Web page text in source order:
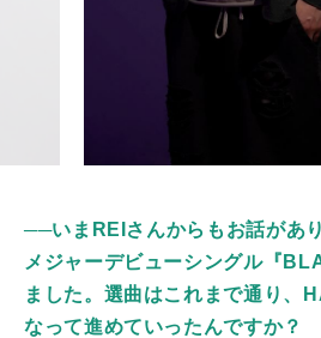
──いまREIさんからもお話があ
メジャーデビューシングル『
ました。選曲はこれまで通り、
なって進めていったんですか？